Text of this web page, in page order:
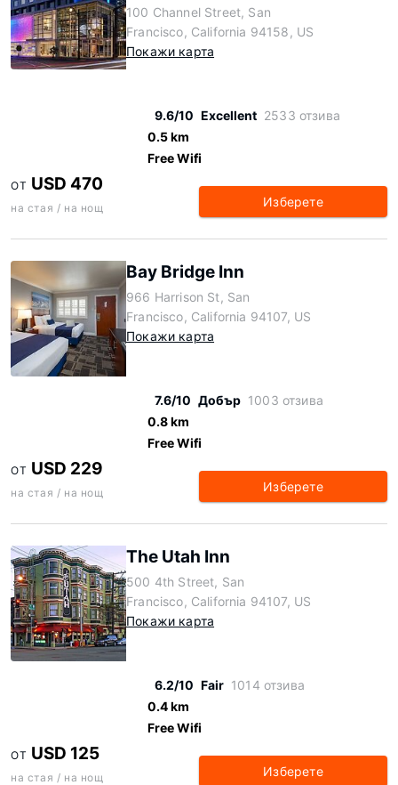
100 Channel Street, San
Francisco, California 94158, US
Покажи карта
9.6/10 Excellent 2533 отзива
0.5 km
Free Wifi
ОТ USD 470
на стая / на нощ Изберете
Bay Bridge Inn
966 Harrison St, San
Francisco, California 94107, US
Покажи карта
7.6/10 Добър 1003 отзива
0.8 km
Free Wifi
ОТ USD 229
на стая / на нощ Изберете
The Utah Inn
500 4th Street, San
Francisco, California 94107, US
Покажи карта
6.2/10 Fair 1014 отзива
0.4 km
Free Wifi
ОТ USD 125
на стая / на нощ Изберете